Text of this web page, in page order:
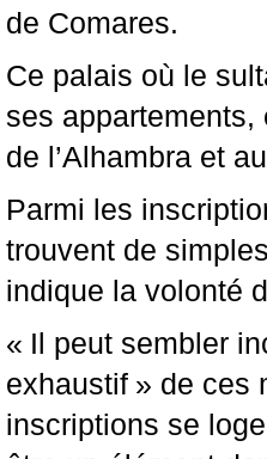
de Comares.
Ce palais où le
ses appartements,
de l’Alhambra et
Parmi les
trouvent de
indique la volonté
« Il peut sembler
exhaustif » de ces
inscriptions se